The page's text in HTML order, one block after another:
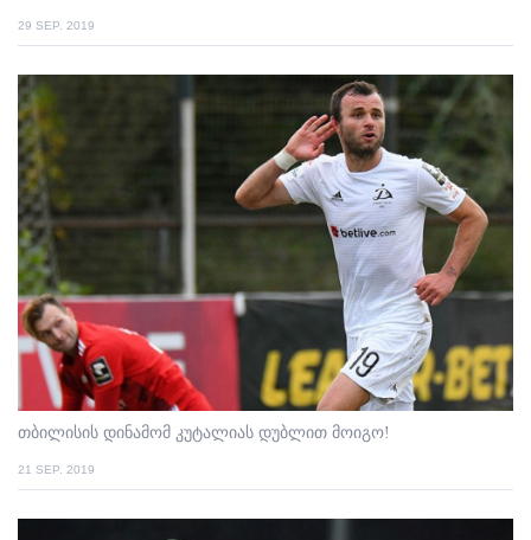
29 SEP. 2019
თბილისის დინამომ კუტალიას დუბლით მოიგო!
21 SEP. 2019